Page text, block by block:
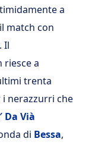
a
match con
. Il
riesce a
trenta
nerazzurri che
Da Vià
di Bessa,